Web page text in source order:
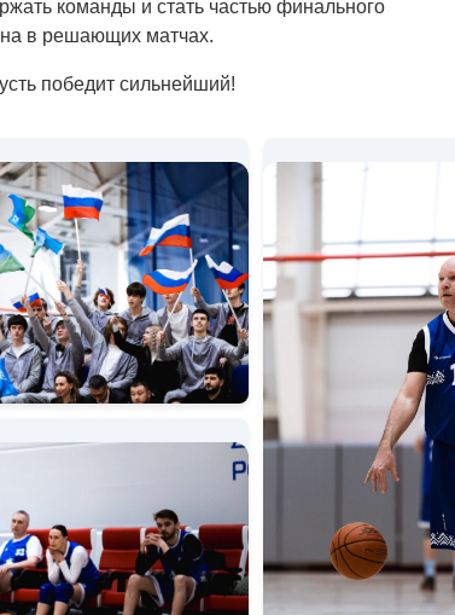
команды и стать частью финального
в решающих матчах.
победит сильнейший!